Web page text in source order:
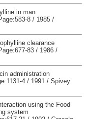
in man
8 / 1985 /
clearance
83 / 1986 /
administration
4 / 1991 / Spivey
using the Food
system